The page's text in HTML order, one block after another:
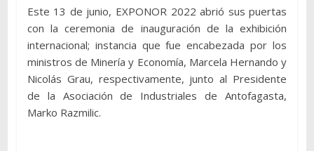
Este 13 de junio, EXPONOR 2022 abrió sus puertas
con la ceremonia de inauguración de la exhibición
internacional; instancia que fue encabezada por los
ministros de Minería y Economía, Marcela Hernando y
Nicolás Grau, respectivamente, junto al Presidente
de la Asociación de Industriales de Antofagasta,
Marko Razmilic.